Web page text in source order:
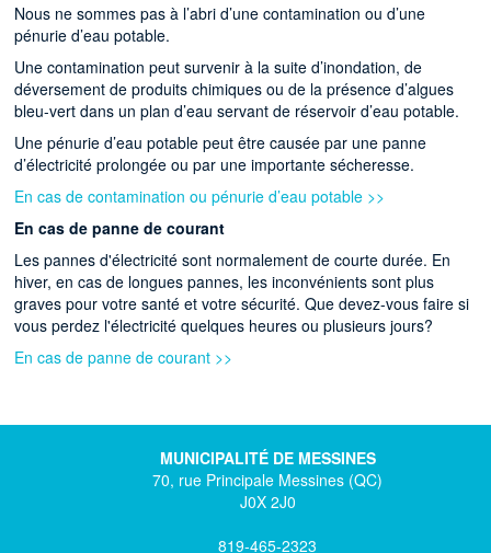
Nous ne sommes pas à l’abri d’une contamination ou d’une
pénurie d’eau potable.
Une contamination peut survenir à la suite d’inondation, de
déversement de produits chimiques ou de la présence d’algues
bleu-vert dans un plan d’eau servant de réservoir d’eau potable.
Une pénurie d’eau potable peut être causée par une panne
d’électricité prolongée ou par une importante sécheresse.
En cas de contamination ou pénurie d’eau potable >>
En cas de panne de courant
Les pannes d'électricité sont normalement de courte durée. En
hiver, en cas de longues pannes, les inconvénients sont plus
graves pour votre santé et votre sécurité. Que devez-vous faire si
vous perdez l'électricité quelques heures ou plusieurs jours?
En cas de panne de courant >>
MUNICIPALITÉ DE MESSINES
70, rue Principale Messines (QC)
J0X 2J0
819-465-2323